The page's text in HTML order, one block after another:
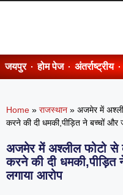
जयपुर होम पेज अंतर्राष्ट्रीय
Home » राजस्थान » अजमेर में
करने की दी धमकी,पीड़ित ने बच्चों और
अजमेर में अश्लील फोटो से
करने की दी धमकी,पीड़ित
लगाया आरोप